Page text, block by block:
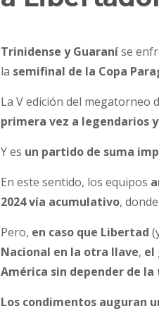
Trinidense y Guaraníse
la semifinal de la Copa
La V edición del megatorneo
primera vez a legendarios
Y es un partido de suma
En este sentido, los equipos
2024 vía acumulativo,
Pero, en caso que Libertad
Nacional en la otra llave, el
América sin depender de
Los condimentos auguran